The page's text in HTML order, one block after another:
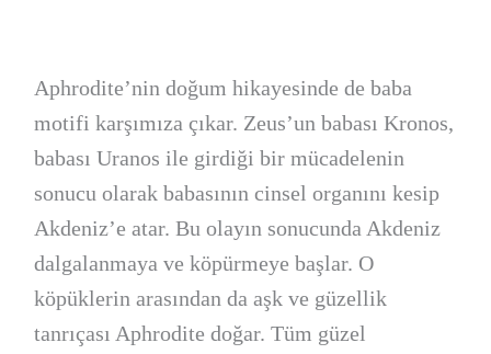
Aphrodite’nin doğum hikayesinde de baba
motifi karşımıza çıkar. Zeus’un babası Kronos,
babası Uranos ile girdiği bir mücadelenin
sonucu olarak babasının cinsel organını kesip
Akdeniz’e atar. Bu olayın sonucunda Akdeniz
dalgalanmaya ve köpürmeye başlar. O
köpüklerin arasından da aşk ve güzellik
tanrıçası Aphrodite doğar. Tüm güzel